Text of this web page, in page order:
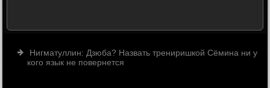
Нигматуллин: Дзюба? Назвать трениришкой Сёмина ни у
кого язык не повернется